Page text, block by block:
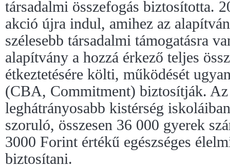
társadalmi összefogás biztosította.
akció újra indul, amihez az
szélesebb társadalmi támogatásra
alapítvány a hozzá érkező teljes
étkeztetésére költi, működését
(CBA, Commitment) biztosítják.
leghátrányosabb kistérség
szoruló, összesen 36 000 gyerek
3000 Forint értékű egészséges
biztosítani.